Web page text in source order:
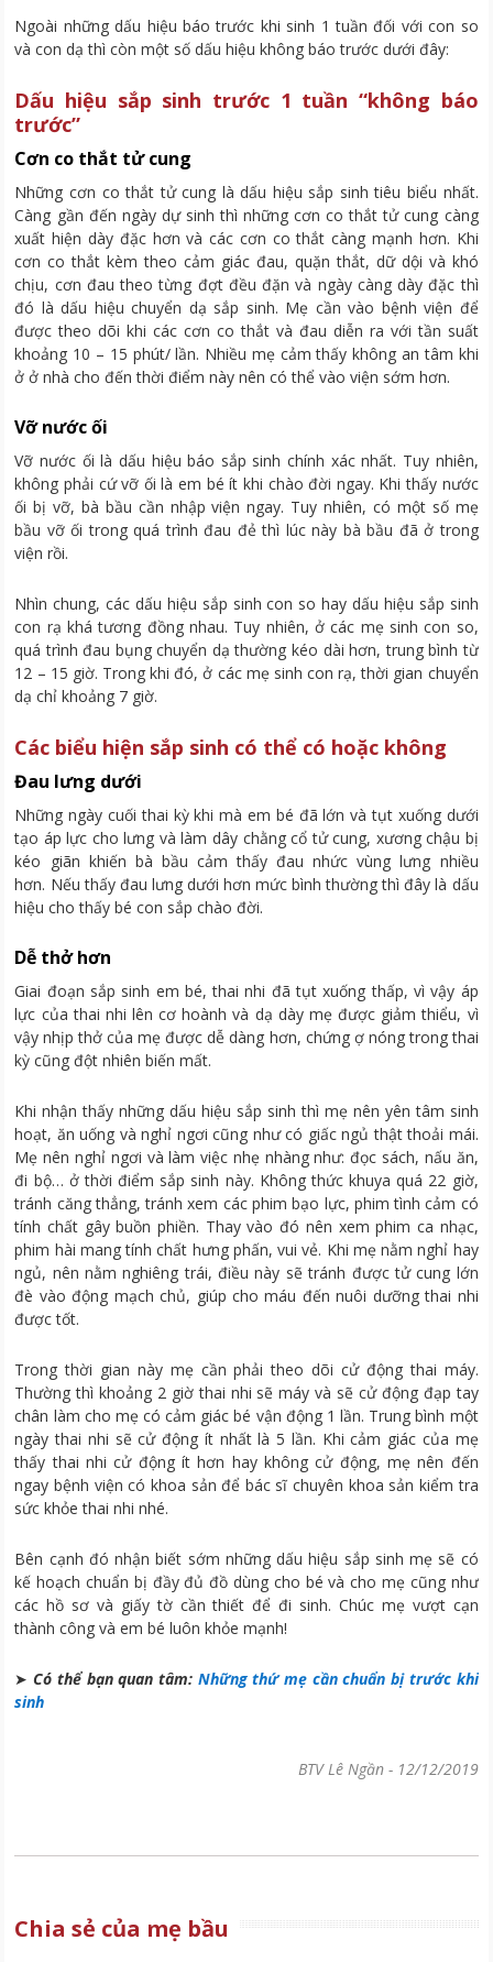
Ngoài những dấu hiệu báo trước khi sinh 1 tuần đối với con so
và con dạ thì còn một số dấu hiệu không báo trước dưới đây:
Dấu hiệu sắp sinh trước 1 tuần “không báo
trước”
Cơn co thắt tử cung
Những cơn co thắt tử cung là dấu hiệu sắp sinh tiêu biểu nhất.
Càng gần đến ngày dự sinh thì những cơn co thắt tử cung càng
xuất hiện dày đặc hơn và các cơn co thắt càng mạnh hơn. Khi
cơn co thắt kèm theo cảm giác đau, quặn thắt, dữ dội và khó
chịu, cơn đau theo từng đợt đều đặn và ngày càng dày đặc thì
đó là dấu hiệu chuyển dạ sắp sinh. Mẹ cần vào bệnh viện để
được theo dõi khi các cơn co thắt và đau diễn ra với tần suất
khoảng 10 – 15 phút/ lần. Nhiều mẹ cảm thấy không an tâm khi
ở ở nhà cho đến thời điểm này nên có thể vào viện sớm hơn.
Vỡ nước ối
Vỡ nước ối là dấu hiệu báo sắp sinh chính xác nhất. Tuy nhiên,
không phải cứ vỡ ối là em bé ít khi chào đời ngay. Khi thấy nước
ối bị vỡ, bà bầu cần nhập viện ngay. Tuy nhiên, có một số mẹ
bầu vỡ ối trong quá trình đau đẻ thì lúc này bà bầu đã ở trong
viện rồi.
Nhìn chung, các dấu hiệu sắp sinh con so hay dấu hiệu sắp sinh
con rạ khá tương đồng nhau. Tuy nhiên, ở các mẹ sinh con so,
quá trình đau bụng chuyển dạ thường kéo dài hơn, trung bình từ
12 – 15 giờ. Trong khi đó, ở các mẹ sinh con rạ, thời gian chuyển
dạ chỉ khoảng 7 giờ.
Các biểu hiện sắp sinh có thể có hoặc không
Đau lưng dưới
Những ngày cuối thai kỳ khi mà em bé đã lớn và tụt xuống dưới
tạo áp lực cho lưng và làm dây chằng cổ tử cung, xương chậu bị
kéo giãn khiến bà bầu cảm thấy đau nhức vùng lưng nhiều
hơn. Nếu thấy đau lưng dưới hơn mức bình thường thì đây là dấu
hiệu cho thấy bé con sắp chào đời.
Dễ thở hơn
Giai đoạn sắp sinh em bé, thai nhi đã tụt xuống thấp, vì vậy áp
lực của thai nhi lên cơ hoành và dạ dày mẹ được giảm thiểu, vì
vậy nhịp thở của mẹ được dễ dàng hơn, chứng ợ nóng trong thai
kỳ cũng đột nhiên biến mất.
Khi nhận thấy những dấu hiệu sắp sinh thì mẹ nên yên tâm sinh
hoạt, ăn uống và nghỉ ngơi cũng như có giấc ngủ thật thoải mái.
Mẹ nên nghỉ ngơi và làm việc nhẹ nhàng như: đọc sách, nấu ăn,
đi bộ… ở thời điểm sắp sinh này. Không thức khuya quá 22 giờ,
tránh căng thẳng, tránh xem các phim bạo lực, phim tình cảm có
tính chất gây buồn phiền. Thay vào đó nên xem phim ca nhạc,
phim hài mang tính chất hưng phấn, vui vẻ. Khi mẹ nằm nghỉ hay
ngủ, nên nằm nghiêng trái, điều này sẽ tránh được tử cung lớn
đè vào động mạch chủ, giúp cho máu đến nuôi dưỡng thai nhi
được tốt.
Trong thời gian này mẹ cần phải theo dõi cử động thai máy.
Thường thì khoảng 2 giờ thai nhi sẽ máy và sẽ cử động đạp tay
chân làm cho mẹ có cảm giác bé vận động 1 lần. Trung bình một
ngày thai nhi sẽ cử động ít nhất là 5 lần. Khi cảm giác của mẹ
thấy thai nhi cử động ít hơn hay không cử động, mẹ nên đến
ngay bệnh viện có khoa sản để bác sĩ chuyên khoa sản kiểm tra
sức khỏe thai nhi nhé.
Bên cạnh đó nhận biết sớm những dấu hiệu sắp sinh mẹ sẽ có
kế hoạch chuẩn bị đầy đủ đồ dùng cho bé và cho mẹ cũng như
các hồ sơ và giấy tờ cần thiết để đi sinh. Chúc mẹ vượt cạn
thành công và em bé luôn khỏe mạnh!
➤Có thể bạn quan tâm: Những thứ mẹ cần chuẩn bị trước khi
sinh
BTV Lê Ngần- 12/12/2019
Chia sẻ của mẹ bầu